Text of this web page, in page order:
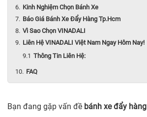
Kinh Nghiệm Chọn Bánh Xe
Báo Giá Bánh Xe Đẩy Hàng Tp.Hcm
Vì Sao Chọn VINADALI
Liên Hệ VINADALI Việt Nam Ngay Hôm Nay!
Thông Tin Liên Hệ:
FAQ
Bạn đang gặp vấn đề bánh xe đẩy hàng